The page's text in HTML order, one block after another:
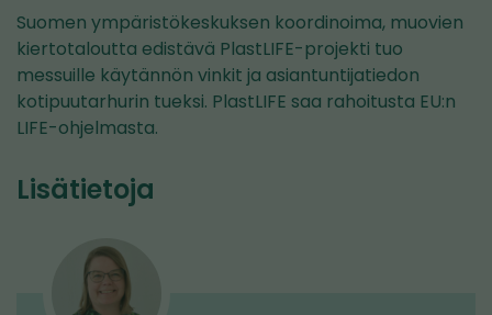
Suomen ympäristökeskuksen koordinoima, muovien
kiertotaloutta edistävä PlastLIFE-projekti tuo
messuille käytännön vinkit ja asiantuntijatiedon
kotipuutarhurin tueksi. PlastLIFE saa rahoitusta EU:n
LIFE-ohjelmasta.
Lisätietoja